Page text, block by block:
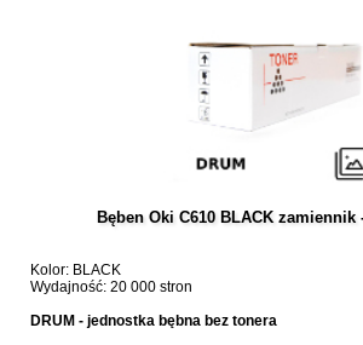
Bęben Oki C610 BLACK zamiennik
Kolor: BLACK
Wydajność: 20 000 stron
DRUM - jednostka bębna bez tonera